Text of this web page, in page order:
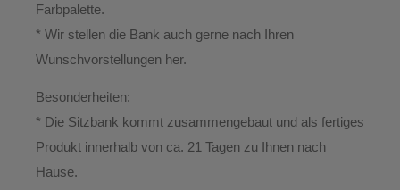
Farbpalette.
* Wir stellen die Bank auch gerne nach Ihren
Wunschvorstellungen her.
Besonderheiten:
* Die Sitzbank kommt zusammengebaut und als fertiges
Produkt innerhalb von ca. 21 Tagen zu Ihnen nach
Hause.